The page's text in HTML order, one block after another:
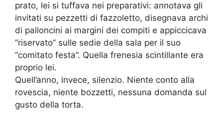
prato, lei si tuffava nei preparativi: annotava gli
invitati su pezzetti di fazzoletto, disegnava archi
di palloncini ai margini dei compiti e appiccicava
“riservato” sulle sedie della sala per il suo
“comitato festa”. Quella frenesia scintillante era
proprio lei.
Quell’anno, invece, silenzio. Niente conto alla
rovescia, niente bozzetti, nessuna domanda sul
gusto della torta.